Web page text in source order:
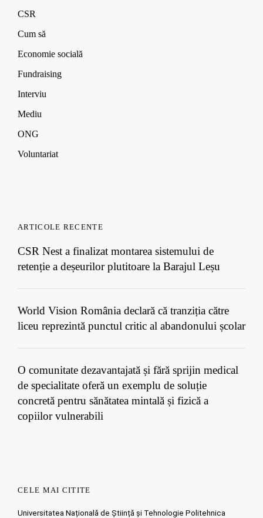
n
d
o
w
CSR
Cum să
Economie socială
Fundraising
Interviu
Mediu
ONG
Voluntariat
ARTICOLE RECENTE
CSR Nest a finalizat montarea sistemului de
retenție a deșeurilor plutitoare la Barajul Leșu
World Vision România declară că tranziția către
liceu reprezintă punctul critic al abandonului școlar
O comunitate dezavantajată și fără sprijin medical
de specialitate oferă un exemplu de soluție
concretă pentru sănătatea mintală și fizică a
copiilor vulnerabili
CELE MAI CITITE
Universitatea Națională de Știință și Tehnologie Politehnica